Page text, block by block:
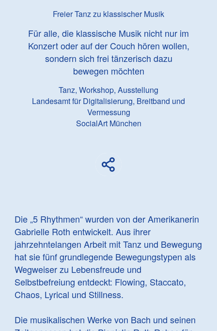
Freier Tanz zu klassischer Musik
Für alle, die klassische Musik nicht nur im
Konzert oder auf der Couch hören wollen,
sondern sich frei tänzerisch dazu
bewegen möchten
Tanz, Workshop, Ausstellung
Landesamt für Digitalisierung, Breitband und
Vermessung
SocialArt München
Die „5 Rhythmen“ wurden von der Amerikanerin
Gabrielle Roth entwickelt. Aus ihrer
jahrzehntelangen Arbeit mit Tanz und Bewegung
hat sie fünf grundlegende Bewegungstypen als
Wegweiser zu Lebensfreude und
Selbstbefreiung entdeckt: Flowing, Staccato,
Chaos, Lyrical und Stillness.
Die musikalischen Werke von Bach und seinen